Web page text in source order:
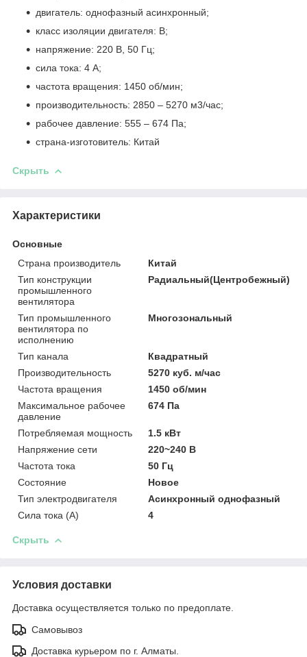
двигатель: однофазный асинхронный;
класс изоляции двигателя: B;
напряжение: 220 В, 50 Гц;
сила тока: 4 А;
частота вращения: 1450 об/мин;
производительность: 2850 – 5270 м3/час;
рабочее давление: 555 – 674 Па;
страна-изготовитель: Китай
Скрыть
Характеристики
Основные
Страна производитель
Китай
Тип конструкции
промышленного
вентилятора
Радиальный(Центробежный)
Тип промышленного
вентилятора по
исполнению
Многозональный
Тип канала
Квадратный
Производительность
5270 куб. м/час
Частота вращения
1450 об/мин
Максимальное рабочее
давление
674 Па
Потребляемая мощность
1.5 кВт
Напряжение сети
220~240 В
Частота тока
50 Гц
Состояние
Новое
Тип электродвигателя
Асинхронный однофазный
Сила тока (А)
4
Скрыть
Условия доставки
Доставка осуществляется только по предоплате.
Самовывоз
Доставка курьером по г. Алматы.